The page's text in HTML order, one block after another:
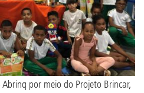
por meio do Projeto Brincar,